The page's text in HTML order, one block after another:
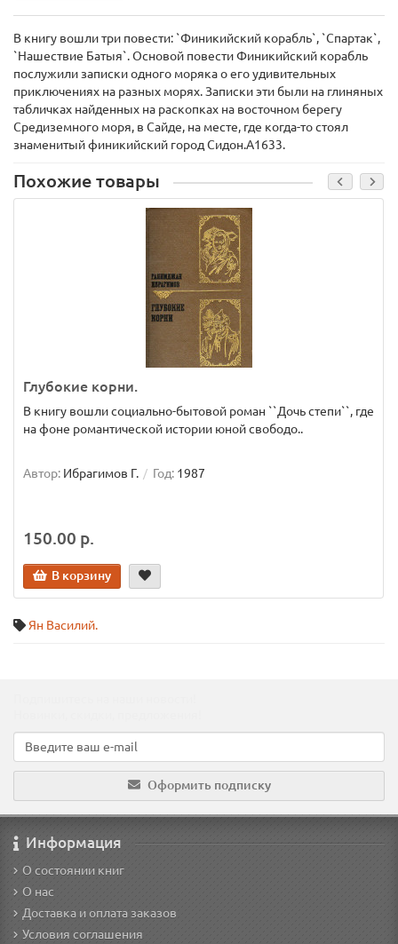
В книгу вошли три повести: `Финикийский корабль`, `Спартак`,
`Нашествие Батыя`. Основой повести Финикийский корабль
послужили записки одного моряка о его удивительных
приключениях на разных морях. Записки эти были на глиняных
табличках найденных на раскопках на восточном берегу
Средиземного моря, в Сайде, на месте, где когда-то стоял
знаменитый финикийский город Сидон.А1633.
Похожие товары
Глубокие корни.
В книгу вошли социально-бытовой роман ``Дочь степи``, где
на фоне романтической истории юной свободо..
Автор: Ибрагимов Г. Год: 1987
150.00 р.
В корзину
Ян Василий.
Оформить подписку
Информация
О состоянии книг
О нас
Доставка и оплата заказов
Условия соглашения